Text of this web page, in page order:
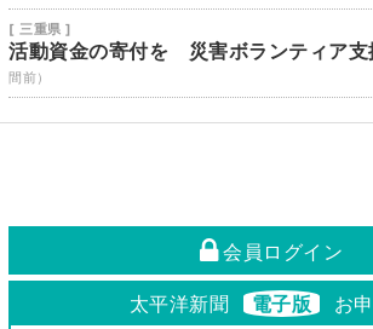
[ 三重県 ]
活動資金の寄付を 災害ボランティア支
間前）
会員ログイン
太平洋新聞 電子版
お